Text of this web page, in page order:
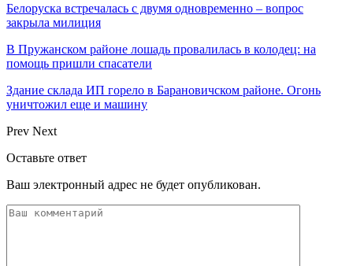
Белоруска встречалась с двумя одновременно – вопрос
закрыла милиция
В Пружанском районе лошадь провалилась в колодец: на
помощь пришли спасатели
Здание склада ИП горело в Барановичском районе. Огонь
уничтожил еще и машину
Prev Next
Оставьте ответ
Ваш электронный адрес не будет опубликован.